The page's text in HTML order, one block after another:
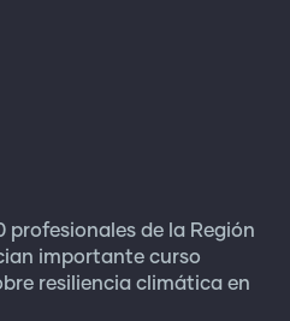
profesionales de la Región
importante curso
resiliencia climática en